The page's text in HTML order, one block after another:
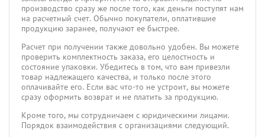
производство сразу же после того, как деньги поступят нам
на расчетный счет. Обычно покупатели, оплатившие
продукцию заранее, получают ее быстрее.
Расчет при получении также довольно удобен. Вы можете
проверить комплектность заказа, его целостность и
состояние упаковки. Убедитесь в том, что вам привезли
товар надлежащего качества, и только после этого
оплачивайте его. Если вас что-то не устроит, вы можете
сразу оформить возврат и не платить за продукцию.
Кроме того, мы сотрудничаем с юридическими лицами.
Порядок взаимодействия с организациями следующий.